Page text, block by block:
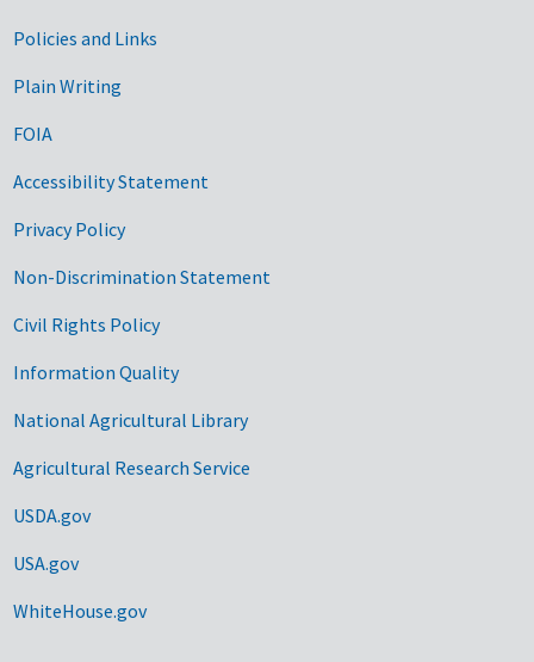
Government Links
Policies and Links
Plain Writing
FOIA
Accessibility Statement
Privacy Policy
Non-Discrimination Statement
Civil Rights Policy
Information Quality
National Agricultural Library
Agricultural Research Service
USDA.gov
USA.gov
WhiteHouse.gov